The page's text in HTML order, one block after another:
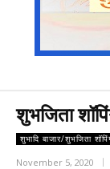
शुभजिता
शुभादि बाजार/शुभजिता
November 5, 2020